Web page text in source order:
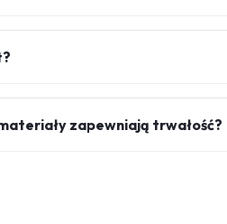
zapewniają trwałość?